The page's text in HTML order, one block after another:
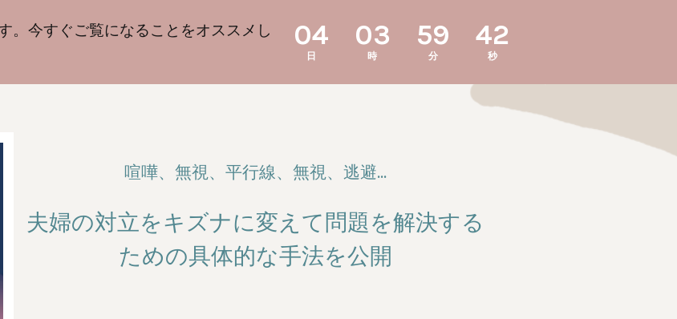
。今すぐご覧になることをオススメし
04
日
03
時
59
分
41
秒
喧嘩、無視、平行線、無視、逃避...
夫婦の対立をキズナに変えて問題を解決する
ための具体的な手法を公開